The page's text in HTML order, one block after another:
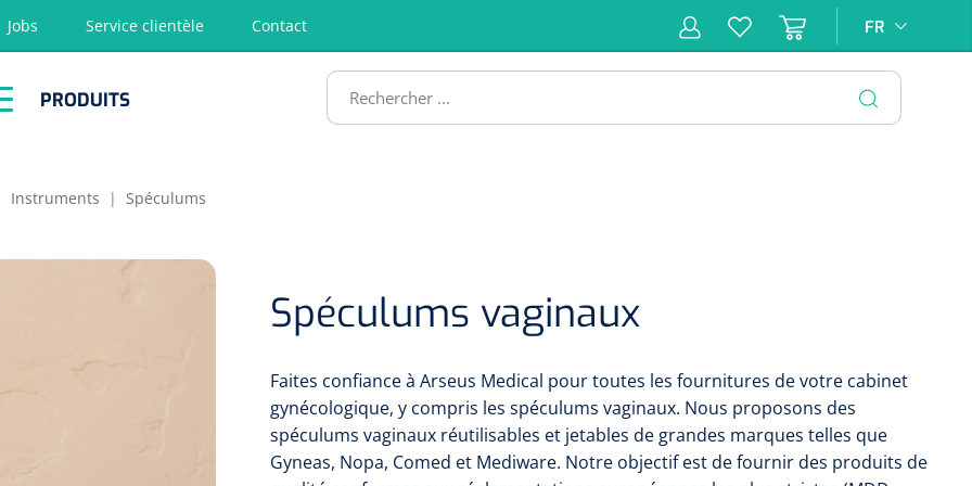
Jobs Service clientèle Contact FR
PRODUITS
Instruments | Spéculums
Spéculums vaginaux
Faites confiance à Arseus Medical pour toutes les fournitures de votre cabinet
gynécologique, y compris les spéculums vaginaux. Nous proposons des
spéculums vaginaux réutilisables et jetables de grandes marques telles que
Gyneas, Nopa, Comed et Mediware. Notre objectif est de fournir des produits de